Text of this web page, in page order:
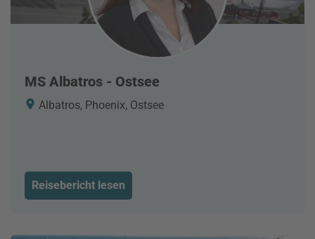
MS Albatros - Ostsee
Albatros, Phoenix, Ostsee
Reisebericht lesen